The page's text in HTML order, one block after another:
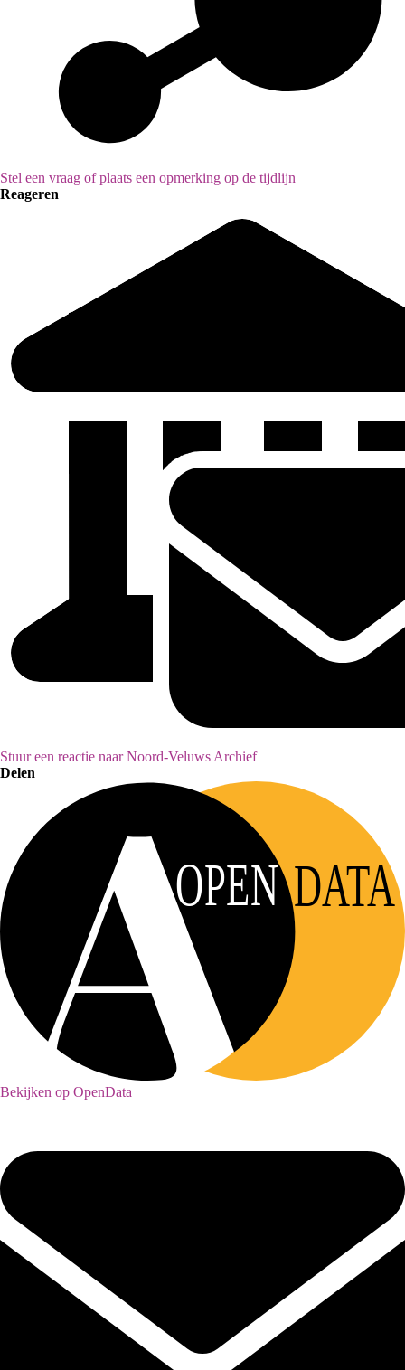
Stel een vraag of plaats een opmerking op de tijdlijn
Reageren
Stuur een reactie naar Noord-Veluws Archief
Delen
OPEN DATA
Bekijken op OpenData